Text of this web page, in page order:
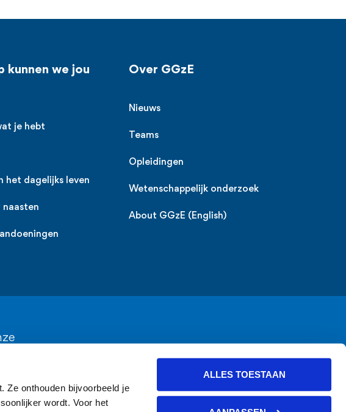
Ze onthouden bijvoorbeeld je
wordt. Voor het
ALLES TOESTAAN
kunnen we jou
je hebt
het dagelijks leven
naasten
Over GGzE
Nieuws
Teams
Opleidingen
Wetenschappelijk onderzoek
About GGzE (English)